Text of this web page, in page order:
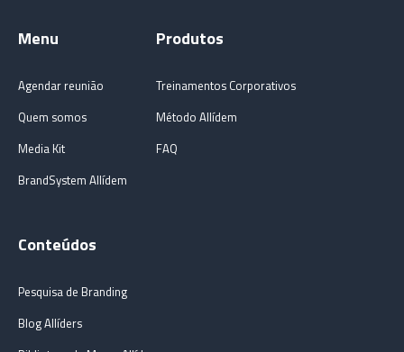
Menu
Agendar reunião
Quem somos
Media Kit
BrandSystem Allídem
Produtos
Treinamentos Corporativos
Método Allídem
FAQ
Conteúdos
Pesquisa de Branding
Blog Allíders